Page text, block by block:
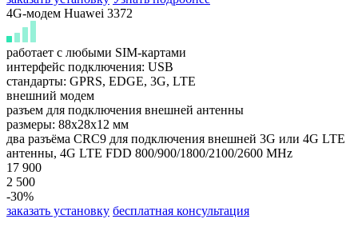
4G-модем Huawei 3372
работает с любыми SIM-картами
интерфейс подключения: USB
стандарты: GPRS, EDGE, 3G, LTE
внешний модем
разъем для подключения внешней антенны
размеры: 88x28x12 мм
два разъёма CRC9 для подключения внешней 3G или 4G LTE
антенны, 4G LTE FDD 800/900/1800/2100/2600 MHz
17 900
2 500
-30%
заказать установку бесплатная консультация